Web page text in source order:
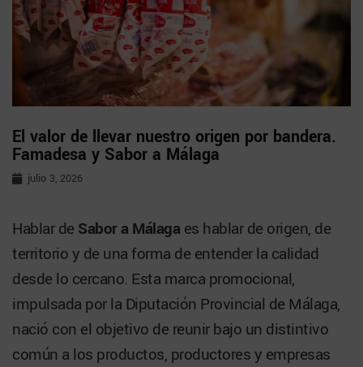
El valor de llevar nuestro origen por bandera.
Famadesa y Sabor a Málaga
julio 3, 2026
Hablar de Sabor a Málagaes hablar de origen, de
territorio y de una forma de entender la calidad
desde lo cercano. Esta marca promocional,
impulsada por la Diputación Provincial de Málaga,
nació con el objetivo de reunir bajo un distintivo
común a los productos, productores y empresas